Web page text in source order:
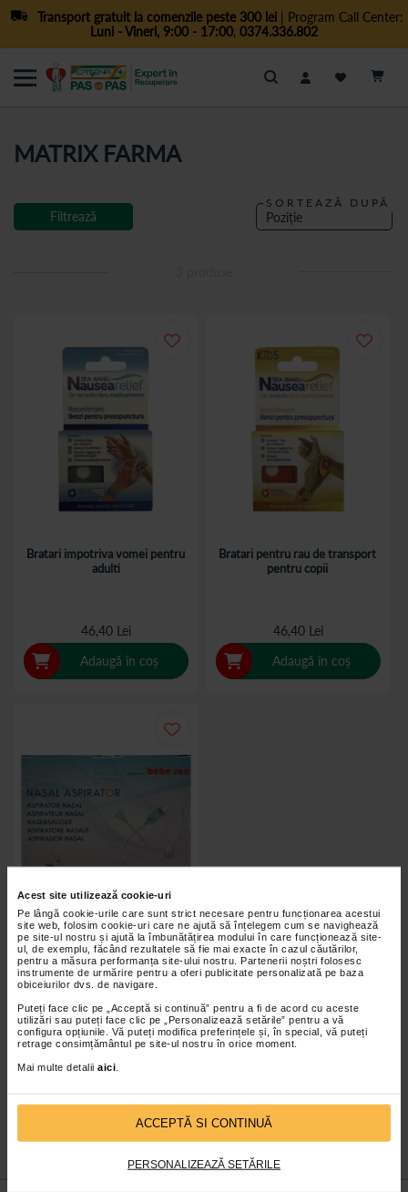
Acest site utilizează cookie-uri
Pe lângă cookie-urile care sunt strict necesare pentru funcționarea acestui
site web, folosim cookie-uri care ne ajută să înțelegem cum se navighează
pe site-ul nostru și ajută la îmbunătățirea modului în care funcționează site-
ul, de exemplu, făcând rezultatele să fie mai exacte în cazul căutărilor,
pentru a măsura performanța site-ului nostru. Partenerii noștri folosesc
instrumente de urmărire pentru a oferi publicitate personalizată pe baza
obiceiurilor dvs. de navigare.
Puteți face clic pe „Acceptă si continuă” pentru a fi de acord cu aceste
utilizări sau puteți face clic pe „Personalizează setările” pentru a vă
configura opțiunile. Vă puteți modifica preferințele și, în special, vă puteți
retrage consimțământul pe site-ul nostru în orice moment.
Mai multe detalii aici
ACCEPTĂ SI CONTINUĂ
PERSONALIZEAZĂ SETĂRILE
Transport gratuit la comenzile peste 300 lei| Program Call Center:
Luni - Vineri, 9:00 - 17:00, 0374.336.802
Cautare
MATRIX FARMA
SORTEAZĂ DUPĂ
Bratari impotriva vomei pentru
adulti
46,40 Lei
Adaugă în coș
Bratari pentru rau de transport
pentru copii
46,40 Lei
Adaugă în coș
-10%
Aspirator nazal, Bebe San
21,51 Lei
Pret vechi 23,90 Lei
Adaugă în coș
Filtrează